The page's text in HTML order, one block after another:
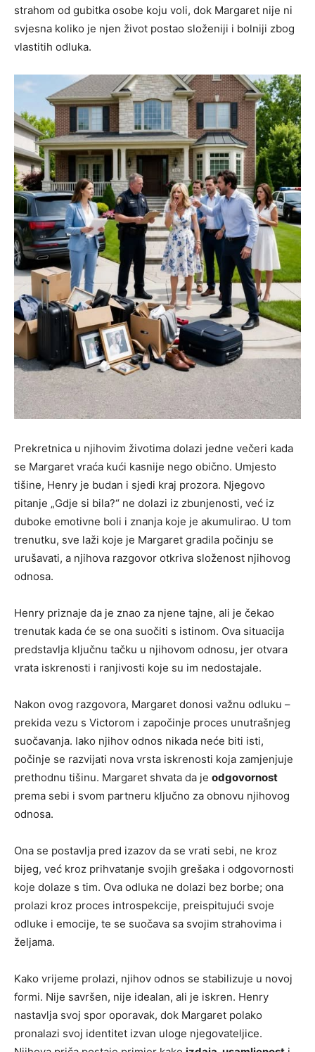
strahom od gubitka osobe koju voli, dok Margaret nije ni
svjesna koliko je njen život postao složeniji i bolniji zbog
vlastitih odluka.
Prekretnica u njihovim životima dolazi jedne večeri kada
se Margaret vraća kući kasnije nego obično. Umjesto
tišine, Henry je budan i sjedi kraj prozora. Njegovo
pitanje „Gdje si bila?“ ne dolazi iz zbunjenosti, već iz
duboke emotivne boli i znanja koje je akumulirao. U tom
trenutku, sve laži koje je Margaret gradila počinju se
urušavati, a njihova razgovor otkriva složenost njihovog
odnosa.
Henry priznaje da je znao za njene tajne, ali je čekao
trenutak kada će se ona suočiti s istinom. Ova situacija
predstavlja ključnu tačku u njihovom odnosu, jer otvara
vrata iskrenosti i ranjivosti koje su im nedostajale.
Nakon ovog razgovora, Margaret donosi važnu odluku –
prekida vezu s Victorom i započinje proces unutrašnjeg
suočavanja. Iako njihov odnos nikada neće biti isti,
počinje se razvijati nova vrsta iskrenosti koja zamjenjuje
prethodnu tišinu. Margaret shvata da je odgovornost
prema sebi i svom partneru ključno za obnovu njihovog
odnosa.
Ona se postavlja pred izazov da se vrati sebi, ne kroz
bijeg, već kroz prihvatanje svojih grešaka i odgovornosti
koje dolaze s tim. Ova odluka ne dolazi bez borbe; ona
prolazi kroz proces introspekcije, preispitujući svoje
odluke i emocije, te se suočava sa svojim strahovima i
željama.
Kako vrijeme prolazi, njihov odnos se stabilizuje u novoj
formi. Nije savršen, nije idealan, ali je iskren. Henry
nastavlja svoj spor oporavak, dok Margaret polako
pronalazi svoj identitet izvan uloge njegovateljice.